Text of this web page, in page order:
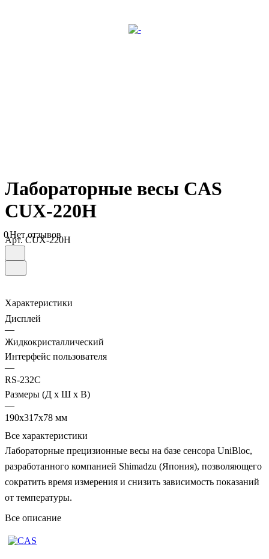
Лабораторные весы CAS
CUX-220H
0Нет отзывов
Арт.CUX-220H
Характеристики
Дисплей
—
Жидкокристаллический
Интерфейс пользователя
—
RS-232C
Размеры (Д х Ш х В)
—
190х317х78 мм
Все характеристики
Лабораторные прецизионные весы на базе сенсора UniBloc,
разработанного компанией Shimadzu (Япония), позволяющего
сократить время измерения и снизить зависимость показаний
от температуры.
Все описание